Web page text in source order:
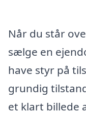
Når du står
sælge en
have styr på
grundig
et klart billede